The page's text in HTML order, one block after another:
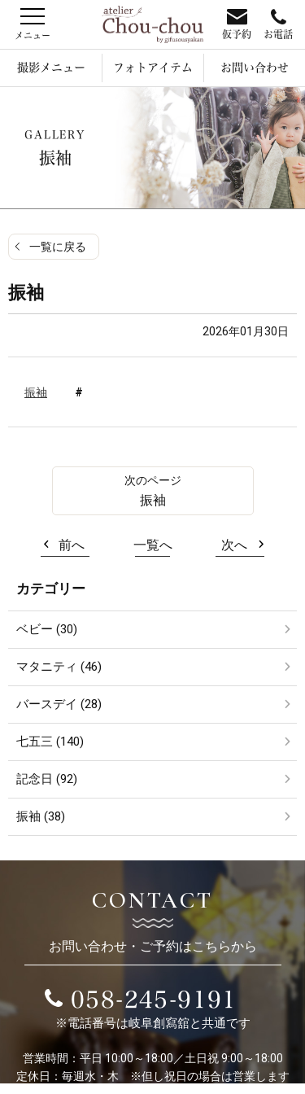
仮予約 お電話
撮影メニュー フォトアイテム お問い合わせ
GALLERY
振袖
一覧に戻る
振袖
2026年01月30日
振袖
振袖
前へ 一覧へ 次へ
カテゴリー
ベビー (30)
マタニティ (46)
バースデイ (28)
七五三 (140)
記念日 (92)
振袖 (38)
CONTACT
お問い合わせ・ご予約はこちらから
058-245-9191
※電話番号は岐阜創寫舘と共通です
営業時間：平日 10:00～18:00／土日祝 9:00～18:00
定休日：毎週水・木 ※但し祝日の場合は営業します